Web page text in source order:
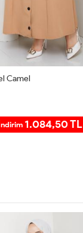
Camel
1.084,50 TL